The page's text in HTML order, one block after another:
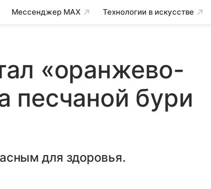
Мессенджер MAX Технологии в искусстве
«оранжево-
песчаной бури
для здоровья.